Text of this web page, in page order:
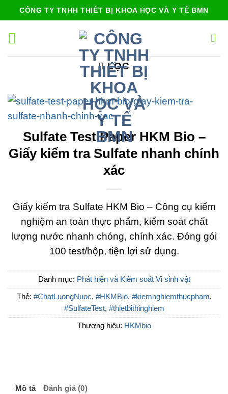
qua
nội
CÔNG TY TNHH THIẾT BỊ KHOA HỌC VÀ Y TẾ BMN
LỌC
Sulfate Test Paper HKM Bio –
Giấy kiểm tra Sulfate nhanh chính
xác
Giấy kiểm tra Sulfate HKM Bio – Công cụ kiểm
nghiệm an toàn thực phẩm, kiểm soát chất
lượng nước nhanh chóng, chính xác. Đóng gói
100 test/hộp, tiện lợi sử dụng.
Danh mục: Phát hiện và Kiểm soát Vi sinh vật
Thẻ: #ChatLuongNuoc, #HKMBio, #kiemnghiemthucpham,
#SulfateTest, #thietbithinghiem
Thương hiệu: HKMbio
Mô tả Đánh giá (0)